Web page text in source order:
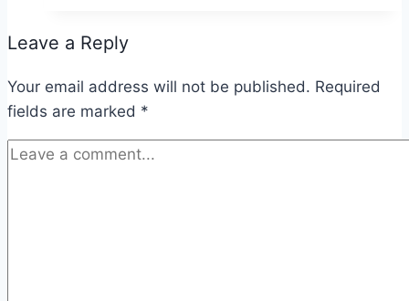
Leave a Reply
Your email address will not be published. Required
fields are marked *